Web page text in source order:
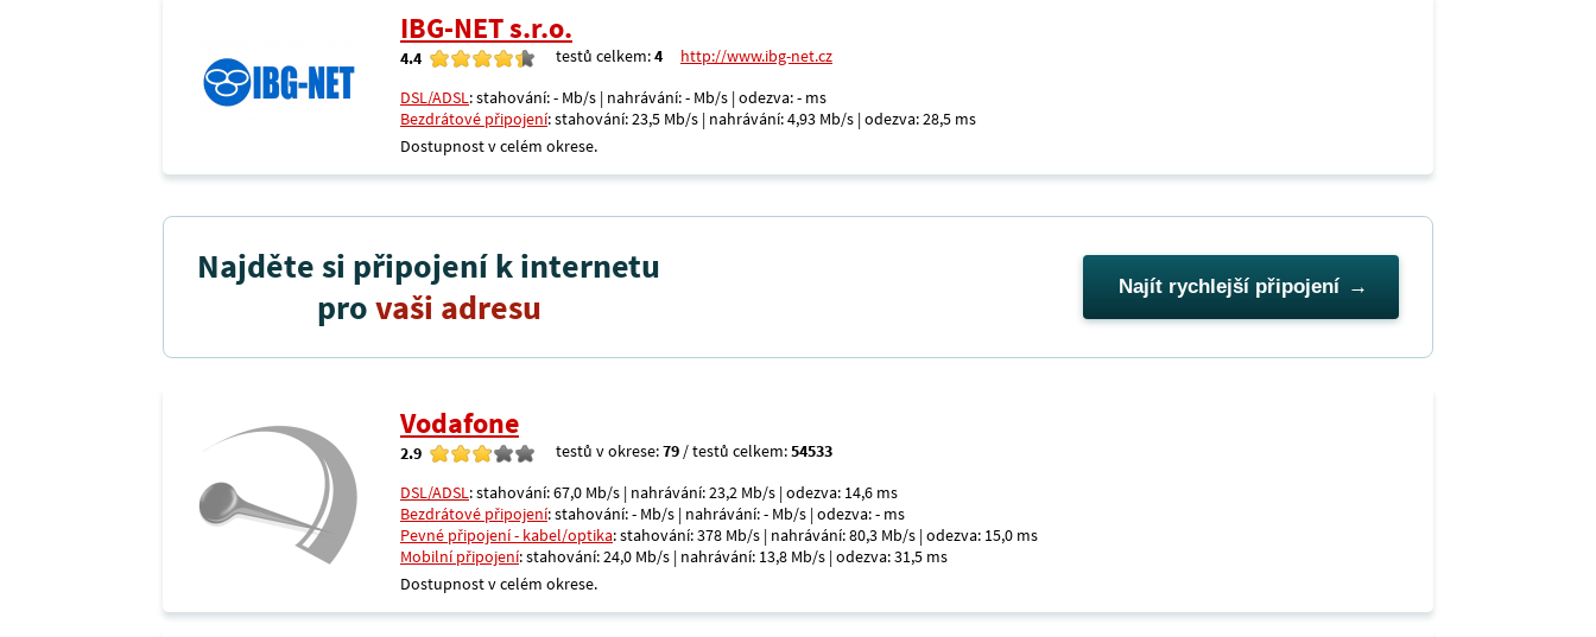
IBG-NET s.r.o.
4.4 testů celkem:4
http://www.ibg-net.cz
DSL/ADSL: stahování: - Mb/s | nahrávání: - Mb/s | odezva: - ms
Bezdrátové připojení: stahování: 23,5 Mb/s | nahrávání: 4,93 Mb/s | odezva: 28,5 ms
Dostupnost v celém okrese.
Najděte si připojení k internetu
provaši adresu Najít rychlejší připojení
Vodafone
2.9 testů v okrese:79 / testů celkem:54533
DSL/ADSL: stahování: 67,0 Mb/s | nahrávání: 23,2 Mb/s | odezva: 14,6 ms
Bezdrátové připojení: stahování: - Mb/s | nahrávání: - Mb/s | odezva: - ms
Pevné připojení - kabel/optika: stahování: 378 Mb/s | nahrávání: 80,3 Mb/s | odezva: 15,0 ms
Mobilní připojení: stahování: 24,0 Mb/s | nahrávání: 13,8 Mb/s | odezva: 31,5 ms
Dostupnost v celém okrese.